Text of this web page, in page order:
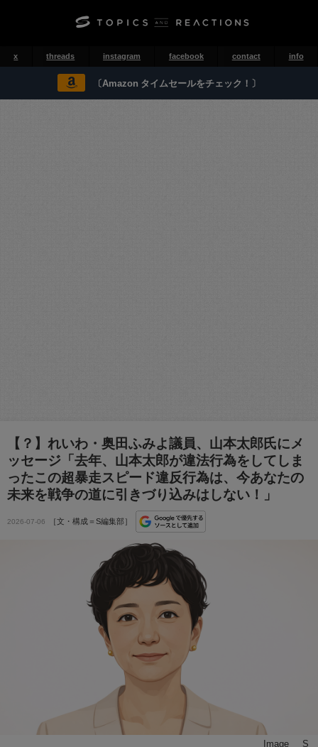
x threads instagram facebook contact info
〔Amazon タイムセールをチェック！〕
【？】れいわ・奥田ふみよ議員、山本太郎氏にメ
ッセージ「去年、山本太郎が違法行為をしてしま
ったこの超暴走スピード違反行為は、今あなたの
未来を戦争の道に引きづり込みはしない！」
2026-07-06 ［文・構成＝S編集部］
Image © S